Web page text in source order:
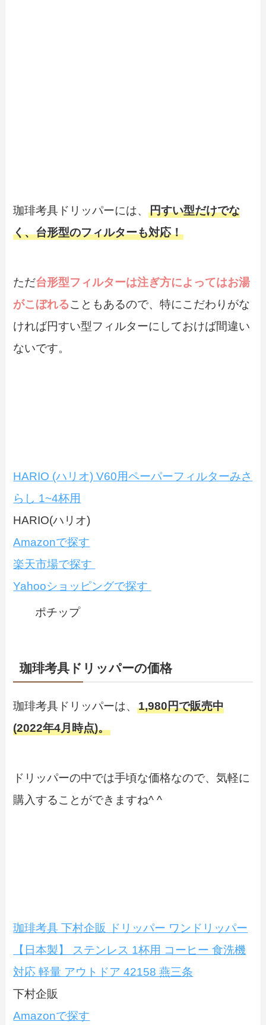
珈琲考具ドリッパーには、円すい型だけでな
く、台形型のフィルターも対応！
ただ台形型フィルターは注ぎ方によってはお湯
がこぼれることもあるので、特にこだわりがな
ければ円すい型フィルターにしておけば間違い
ないです。
HARIO (ハリオ) V60用ペーパーフィルターみさ
らし 1~4杯用
HARIO(ハリオ)
Amazonで探す
楽天市場で探す
Yahooショッピングで探す
ポチップ
珈琲考具ドリッパーの価格
珈琲考具ドリッパーは、1,980円で販売中
(2022年4月時点)。
ドリッパーの中では手頃な価格なので、気軽に
購入することができますね^ ^
珈琲考具 下村企販 ドリッパー ワンドリッパー
【日本製】 ステンレス 1杯用 コーヒー 食洗機
対応 軽量 アウトドア 42158 燕三条
下村企販
Amazonで探す